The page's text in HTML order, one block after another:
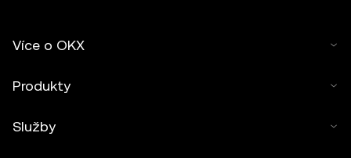
Více o OKX
Produkty
Služby